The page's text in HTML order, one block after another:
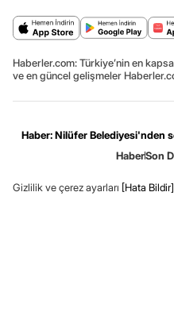
Haberler.com: Türkiye’nin en
ve en güncel gelişmeler
Haber: Nilüfer Belediyesi'nden
HaberSon
Gizlilik ve çerez ayarları [Hata Bildir]